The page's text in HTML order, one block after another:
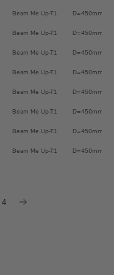
Beam Me Up-T1 D=450mm
Beam Me Up-T1 D=450mm
Beam Me Up-T1 D=450mm
Beam Me Up-T1 D=450mm
Beam Me Up-T1 D=450mm
Beam Me Up-T1 D=450mm
Beam Me Up-T1 D=450mm
Beam Me Up-T1 D=450mm
4